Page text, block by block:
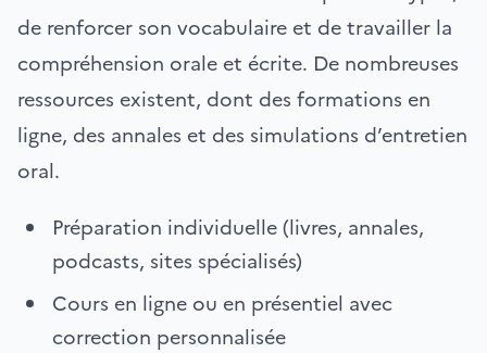
de renforcer son vocabulaire et de travailler la
compréhension orale et écrite. De nombreuses
ressources existent, dont des formations en
ligne, des annales et des simulations d’entretien
oral.
Préparation individuelle (livres, annales,
podcasts, sites spécialisés)
Cours en ligne ou en présentiel avec
correction personnalisée